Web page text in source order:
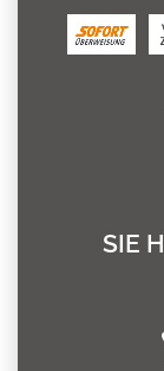
SIE